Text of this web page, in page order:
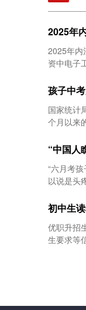
2025年
2025年内
资中电子
孩子中
国家统计
个月以来
“中国人
“六月考
以说是头
初中生
优职升招
生要求等